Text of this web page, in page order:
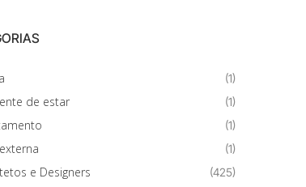
(1)
de estar (1)
(1)
(1)
e Designers (425)